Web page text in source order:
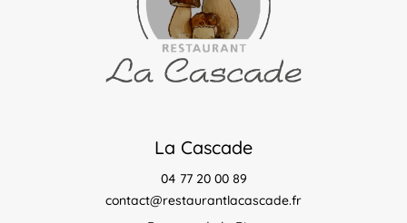
La Cascade
04 77 20 00 89
contact@restaurantlacascade.fr